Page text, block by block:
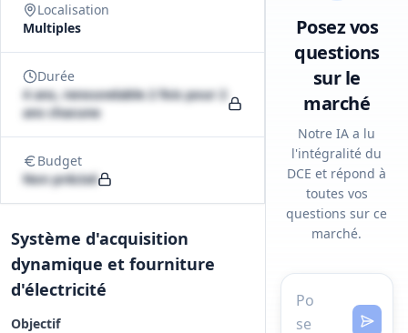
Localisation
Multiples
Durée
4 ans, renouvelable 2 fois pour 2
ans chacune
Budget
Non précisé
Système d'acquisition
dynamique et fourniture
d'électricité
Objectif
Posez vos
questions
sur le
marché
Notre IA a lu
l'intégralité du
DCE et répond à
toutes vos
questions sur ce
marché.